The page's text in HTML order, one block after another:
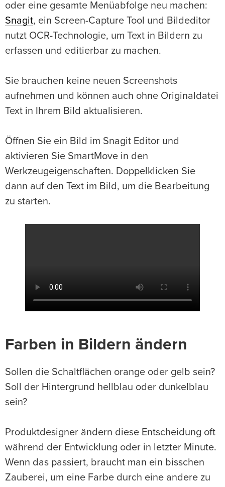
oder eine gesamte Menüabfolge neu machen:
Snagit, ein Screen-Capture Tool und Bildeditor
nutzt OCR-Technologie, um Text in Bildern zu
erfassen und editierbar zu machen.
Sie brauchen keine neuen Screenshots
aufnehmen und können auch ohne Originaldatei
Text in Ihrem Bild aktualisieren.
Öffnen Sie ein Bild im Snagit Editor und
aktivieren Sie SmartMove in den
Werkzeugeigenschaften. Doppelklicken Sie
dann auf den Text im Bild, um die Bearbeitung
zu starten.
Farben in Bildern ändern
Sollen die Schaltflächen orange oder gelb sein?
Soll der Hintergrund hellblau oder dunkelblau
sein?
Produktdesigner ändern diese Entscheidung oft
während der Entwicklung oder in letzter Minute.
Wenn das passiert, braucht man ein bisschen
Zauberei, um eine Farbe durch eine andere zu